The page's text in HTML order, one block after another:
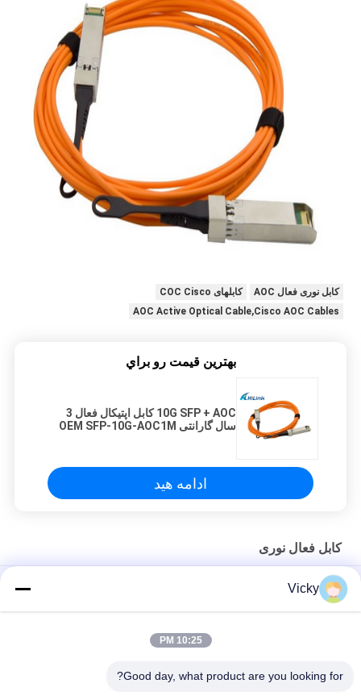
کابل نوری فعال AOC
کابلهای COC Cisco
AOC Active Optical Cable,Cisco AOC Cables
بهترين قيمت رو براي
10G SFP + AOC کابل اپتیکال فعال 3
سال گارانتی OEM SFP-10G-AOC1M
ادامه هید
کابل فعال نوری
QSFP28
Vicky
10:25 PM
Good day, what product are you looking for?